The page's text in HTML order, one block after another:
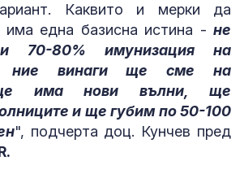
Каквито и мерки да
има една базисна истина - не
70-80% имунизация на
ние винаги ще сме на
има нови вълни, ще
и ще губим по 50-100
", подчерта доц. Кунчев пред